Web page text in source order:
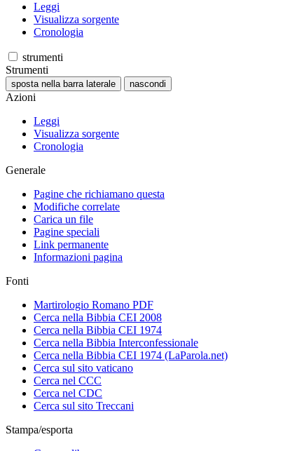
Leggi
Visualizza sorgente
Cronologia
strumenti
Strumenti
sposta nella barra laterale nascondi
Azioni
Leggi
Visualizza sorgente
Cronologia
Generale
Pagine che richiamano questa
Modifiche correlate
Carica un file
Pagine speciali
Link permanente
Informazioni pagina
Fonti
Martirologio Romano PDF
Cerca nella Bibbia CEI 2008
Cerca nella Bibbia CEI 1974
Cerca nella Bibbia Interconfessionale
Cerca nella Bibbia CEI 1974 (LaParola.net)
Cerca sul sito vaticano
Cerca nel CCC
Cerca nel CDC
Cerca sul sito Treccani
Stampa/esporta